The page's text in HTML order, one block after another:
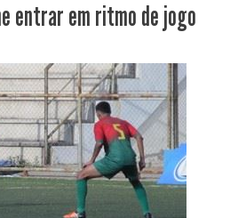
entrar em ritmo de jogo